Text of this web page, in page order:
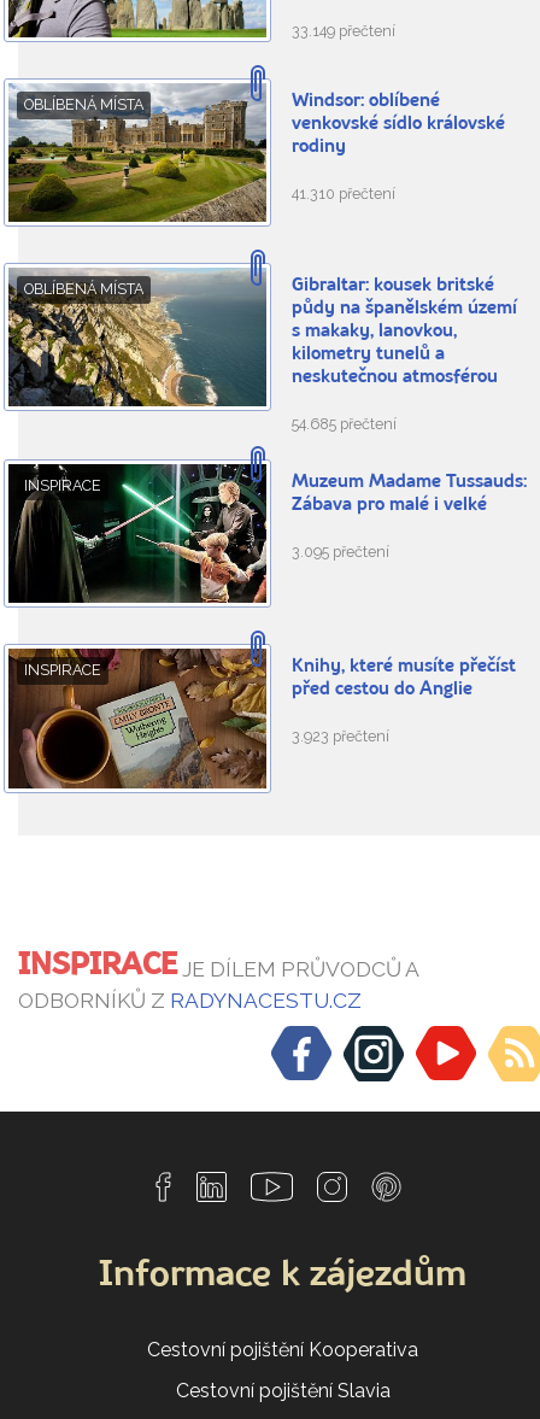
33.149 přečtení
OBLÍBENÁ MÍSTA
Windsor: oblíbené
venkovské sídlo královské
rodiny
41.310 přečtení
OBLÍBENÁ MÍSTA
Gibraltar: kousek britské
půdy na španělském území
s makaky, lanovkou,
kilometry tunelů a
neskutečnou atmosférou
54.685 přečtení
INSPIRACE
Muzeum Madame Tussauds:
Zábava pro malé i velké
3.095 přečtení
INSPIRACE
Knihy, které musíte přečíst
před cestou do Anglie
3.923 přečtení
INSPIRACEJE DÍLEM PRŮVODCŮ A
ODBORNÍKŮ Z RADYNACESTU.CZ
Informace k zájezdům
Cestovní pojištění Kooperativa
Cestovní pojištění Slavia